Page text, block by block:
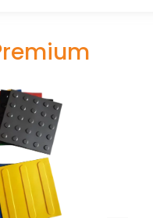
fatores que
drenantes são